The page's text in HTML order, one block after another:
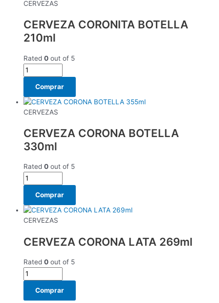
CERVEZAS
CERVEZA CORONITA BOTELLA
210ml
Rated 0 out of 5
Comprar
CERVEZAS
CERVEZA CORONA BOTELLA
330ml
Rated 0 out of 5
Comprar
CERVEZAS
CERVEZA CORONA LATA 269ml
Rated 0 out of 5
Comprar